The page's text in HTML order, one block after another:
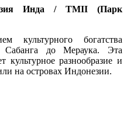
Инда / TMII (Парк
культурного богатства
до Мераука. Эта
культурное разнообразие и
на островах Индонезии.